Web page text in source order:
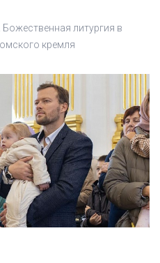
литургия в
кремля